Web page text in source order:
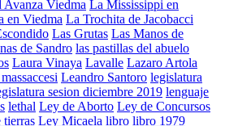
Viedma La Mississippi en
en Viedma La Trochita de Jacobacci
Las Grutas Las Manos de
de Sandro las pastillas del abuelo
Laura Vinaya Lavalle Lazaro Artola
Leandro Santoro legislatura
sesion diciembre 2019 lenguaje
lethal Ley de Aborto Ley de Concursos
tierras Ley Micaela libro libro 1979